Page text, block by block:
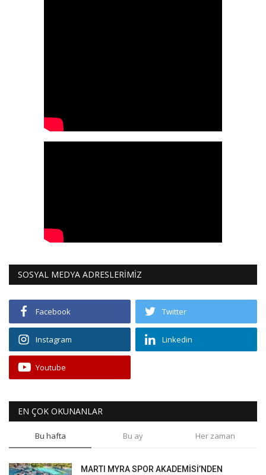
SOSYAL MEDYA ADRESLERİMİZ
Facebook Twitter
Instagram Linkedin
Youtube
EN ÇOK OKUNANLAR
Bu hafta Bu ay Her zaman
MARTI MYRA SPOR AKADEMİSİ’NDEN